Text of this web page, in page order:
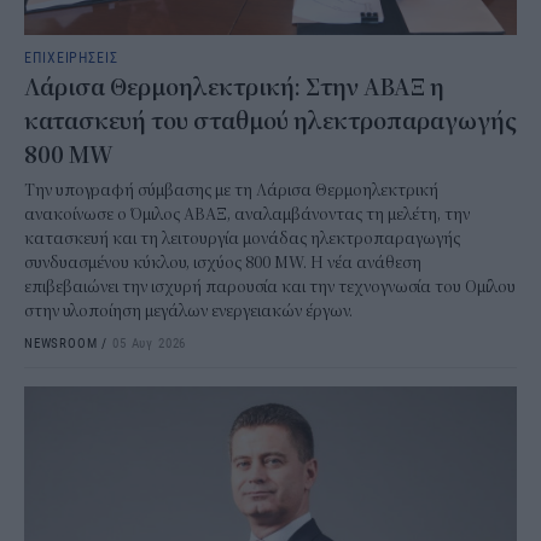
ΕΠΙΧΕΙΡΗΣΕΙΣ
Λάρισα Θερμοηλεκτρική: Στην ΑΒΑΞ η
κατασκευή του σταθμού ηλεκτροπαραγωγής
800 MW
Την υπογραφή σύμβασης με τη Λάρισα Θερμοηλεκτρική
ανακοίνωσε ο Όμιλος ΑΒΑΞ, αναλαμβάνοντας τη μελέτη, την
κατασκευή και τη λειτουργία μονάδας ηλεκτροπαραγωγής
συνδυασμένου κύκλου, ισχύος 800 MW. Η νέα ανάθεση
επιβεβαιώνει την ισχυρή παρουσία και την τεχνογνωσία του Ομίλου
στην υλοποίηση μεγάλων ενεργειακών έργων.
NEWSROOM / 05 Αυγ 2026